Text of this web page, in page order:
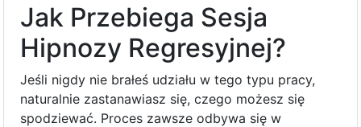
Jak Przebiega Sesja
Hipnozy Regresyjnej?
Jeśli nigdy nie brałeś udziału w tego typu pracy,
naturalnie zastanawiasz się, czego możesz się
spodziewać. Proces zawsze odbywa się w